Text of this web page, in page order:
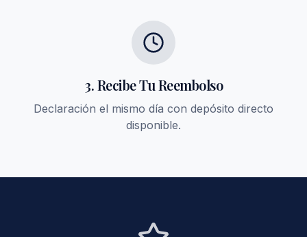
3. Recibe Tu Reembolso
Declaración el mismo día con depósito directo
disponible.